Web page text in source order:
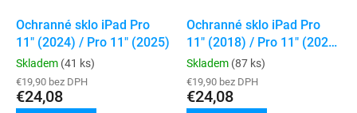
Ochranné sklo iPad Pro
11" (2024) / Pro 11" (2025)
Skladem (41 ks)
€19,90 bez DPH
€24,08
Ochranné sklo iPad Pro
11" (2018) / Pro 11" (2020)
/ Pro 11" (2021) / Pro 11"
(2022) / Air 4 / Air 5
Skladem (87 ks)
€19,90 bez DPH
€24,08